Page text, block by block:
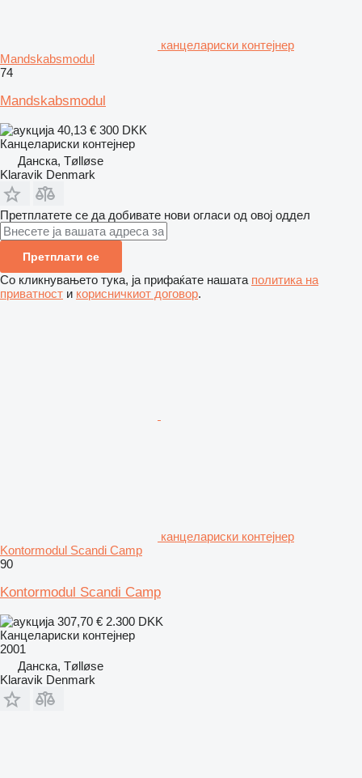
канцелариски контејнер
Mandskabsmodul
74
Mandskabsmodul
40,13 € 300 DKK
Канцелариски контејнер
Данска, Tølløse
Klaravik Denmark
Претплатете се да добивате нови огласи од овој оддел
Претплати се
Со кликнувањето тука, ја прифаќате нашата политика на
приватност и корисничкиот договор.
канцелариски контејнер
Kontormodul Scandi Camp
90
Kontormodul Scandi Camp
307,70 € 2.300 DKK
Канцелариски контејнер
2001
Данска, Tølløse
Klaravik Denmark